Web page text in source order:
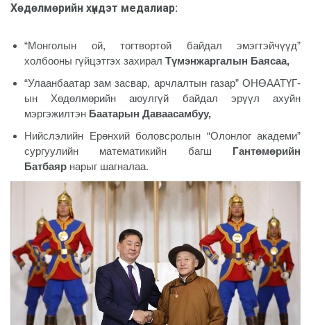
Хөдөлмөрийн хүндэт медалиар:
“Монголын ой, тогтвортой байдал эмэгтэйчүүд”
холбооны гүйцэтгэх захирал Түмэнжаргалын Баясаа,
“Улаанбаатар зам засвар, арчлалтын газар” ОНӨААТҮГ-
ын Хөдөлмөрийн аюулгүй байдал эрүүл ахуйн
мэргэжилтэн Баатарын Даваасамбуу,
Нийслэлийн Ерөнхий боловсролын “Олонлог академи”
сургуулийн математикийн багш
Гантөмөрийн
Батбаяр нарыг шагналаа.